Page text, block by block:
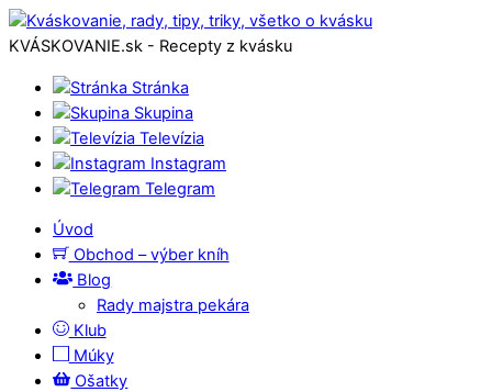
KVÁSKOVANIE.sk - Recepty z kvásku
Stránka
Skupina
Televízia
Instagram
Telegram
Úvod
Obchod – výber kníh
Blog
Rady majstra pekára
Klub
Múky
Ošatky